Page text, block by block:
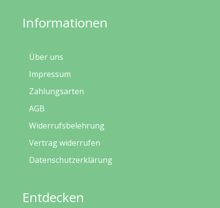
Informationen
Über uns
Impressum
Zahlungsarten
AGB
Widerrufsbelehrung
Vertrag widerrufen
Datenschutzerklärung
Entdecken